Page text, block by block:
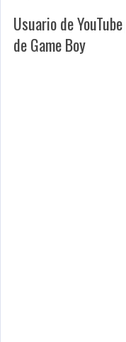
Usuario de
de Game Boy